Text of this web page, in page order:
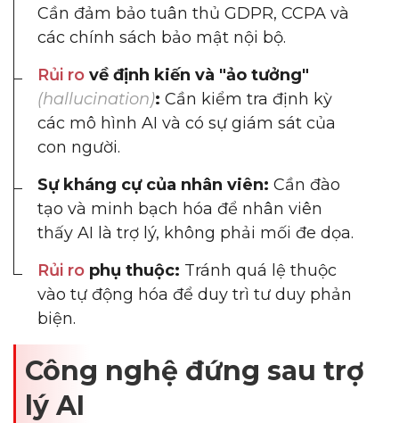
Cần đảm bảo tuân thủ GDPR, CCPA và
các chính sách bảo mật nội bộ.
Rủi ro về định kiến và "ảo tưởng"
(hallucination): Cần kiểm tra định kỳ
các mô hình AI và có sự giám sát của
con người.
Sự kháng cự của nhân viên: Cần đào
tạo và minh bạch hóa để nhân viên
thấy AI là trợ lý, không phải mối đe dọa.
Rủi ro phụ thuộc: Tránh quá lệ thuộc
vào tự động hóa để duy trì tư duy phản
biện.
Công nghệ đứng sau trợ
lý AI